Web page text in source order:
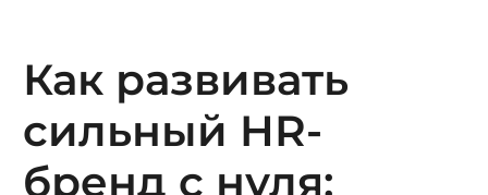
Как развивать
сильный HR-
бренд с нуля: